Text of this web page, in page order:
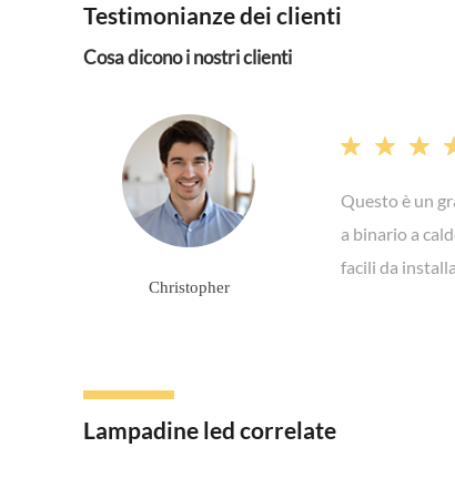
Testimonianze dei clienti
Cosa dicono i nostri clienti
Christopher
  
Questo è un
a binario a
facili da
Lampadine led correlate